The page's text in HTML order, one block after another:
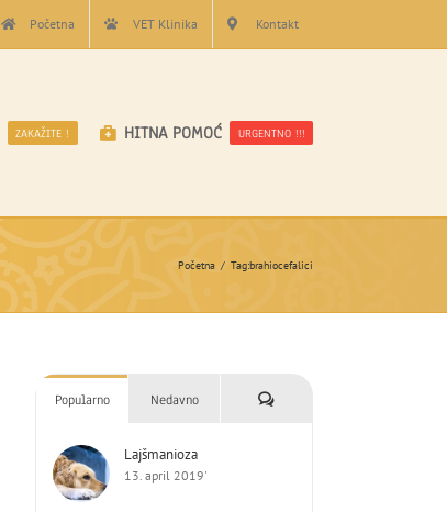
Početna VET Klinika Kontakt
ZAKAŽITE ! HITNA POMOĆ URGENTNO !!!
Početna Tag:brahiocefalici
Popularno Nedavno Komentari
Lajšmanioza
13. april 2019'